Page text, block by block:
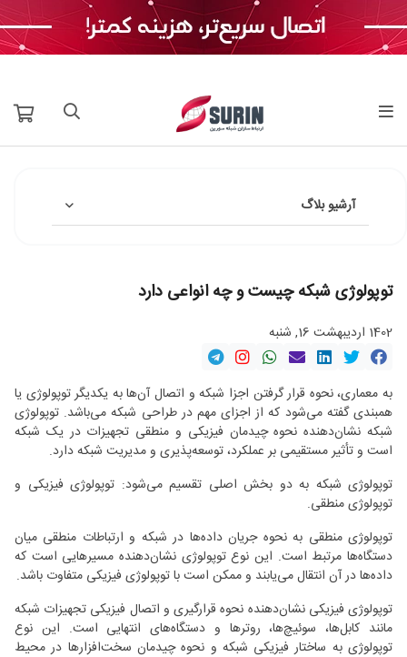
آرشیو بلاگ
توپولوژی شبکه چیست و چه انواعی دارد
1402 اردیبهشت 16, شنبه
به معماری، نحوه قرار گرفتن اجزا شبکه و اتصال آن‌ها به یکدیگر توپولوژی یا
همبندی گفته می‌شود که از اجزای مهم در طراحی شبکه می‌باشد. توپولوژی
شبکه نشان‌دهنده نحوه چیدمان فیزیکی و منطقی تجهیزات در یک شبکه
است و تأثیر مستقیمی بر عملکرد، توسعه‌پذیری و مدیریت شبکه دارد.
توپولوژی شبکه به دو بخش اصلی تقسیم می‌شود: توپولوژی فیزیکی و
توپولوژی منطقی.
توپولوژی منطقی به نحوه جریان داده‌ها در شبکه و ارتباطات منطقی میان
دستگاه‌ها مرتبط است. این نوع توپولوژی نشان‌دهنده مسیرهایی است که
داده‌ها در آن انتقال می‌یابند و ممکن است با توپولوژی فیزیکی متفاوت باشد.
توپولوژی فیزیکی نشان‌دهنده نحوه قرارگیری و اتصال فیزیکی تجهیزات شبکه
مانند کابل‌ها، سوئیچ‌ها، روترها و دستگاه‌های انتهایی است. این نوع
توپولوژی به ساختار فیزیکی شبکه و نحوه چیدمان سخت‌افزارها در محیط